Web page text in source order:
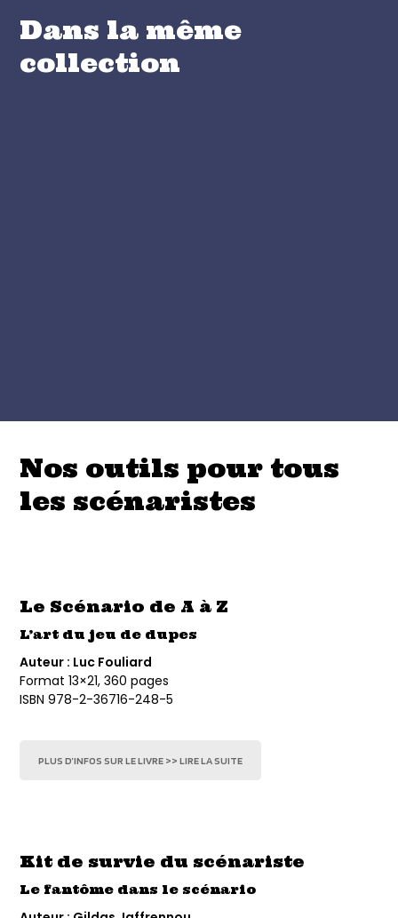
Dans la même
collection
Nos outils pour tous
les scénaristes
Le Scénario de A à Z
L’art du jeu de dupes
Auteur : Luc Fouliard
Format 13×21, 360 pages
ISBN 978-2-36716-248-5
PLUS D’INFOS SUR LE LIVRE >> LIRE LA SUITE
Kit de survie du scénariste
Le fantôme dans le scénario